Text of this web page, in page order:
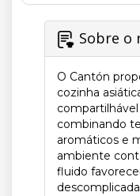
Sobre o
O Cantón
cozinha
combinando
aromáticos e
ambiente
fluido